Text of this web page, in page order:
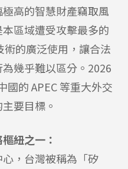
高的智慧財產竊取風
區域遭受攻擊最多的
的廣泛使用，讓合法
幾乎難以區分。2026
國的 APEC 等重大外交
要目標。
紐之一：
，台灣被稱為「矽